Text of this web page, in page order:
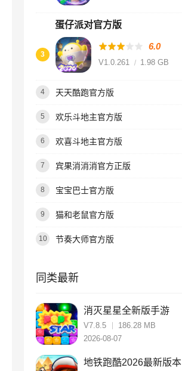
蛋仔派对官方版
3
6.0
V1.0.261 1.98 GB
4 天天酷跑官方版
5 欢乐斗地主官方版
6 欢喜斗地主官方版
7 宾果消消消官方正版
8 宝宝巴士官方版
9 猫和老鼠官方版
10 节奏大师官方版
同类最新
消灭星星全新版手游
V7.8.5
186.28 MB
2026-08-07
地铁跑酷2026最新版本